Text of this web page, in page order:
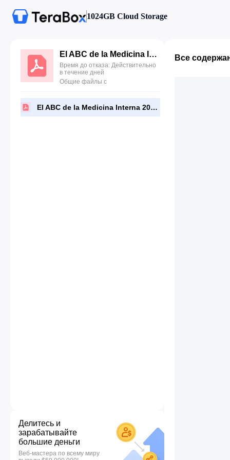
1024GB Cloud Storage
El ABC de la Medicina Interna 2014.pdf
Время до отказа: Действительно
в течение дней
Общие файлы с
El ABC de la Medicina Interna 2014.pdf
Делитесь и
зарабатывайте
большие деньги
Веб-мастера по всему миру
Все